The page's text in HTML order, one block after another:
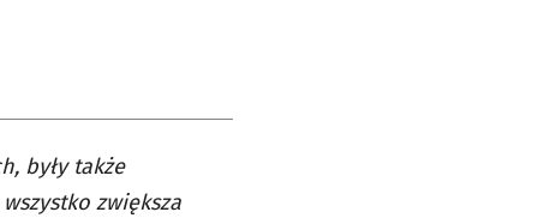
były także
zwiększa